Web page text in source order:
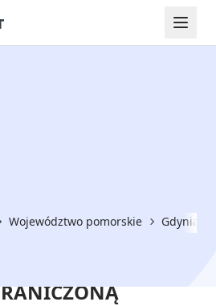
Województwo pomorskie Gdynia